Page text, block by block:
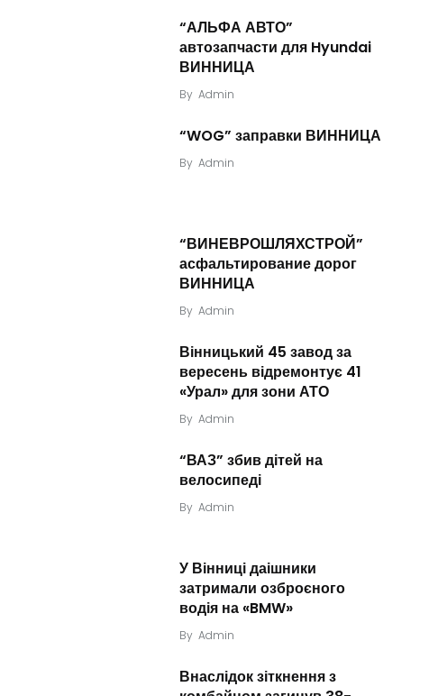
“АЛЬФА АВТО”
автозапчасти для Hyundai
ВИННИЦА
By Admin
“WOG” заправки ВИННИЦА
By Admin
“ВИНЕВРОШЛЯХСТРОЙ”
асфальтирование дорог
ВИННИЦА
By Admin
Вінницький 45 завод за
вересень відремонтує 41
«Урал» для зони АТО
By Admin
“ВАЗ” збив дітей на
велосипеді
By Admin
У Вінниці даішники
затримали озброєного
водія на «BMW»
By Admin
Внаслідок зіткнення з